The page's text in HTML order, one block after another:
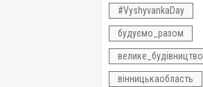
#VyshyvankaDay
будуємо_разом
велике_будівництво
вінницькаобласть